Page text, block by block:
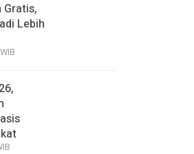
Gratis,
Lebih